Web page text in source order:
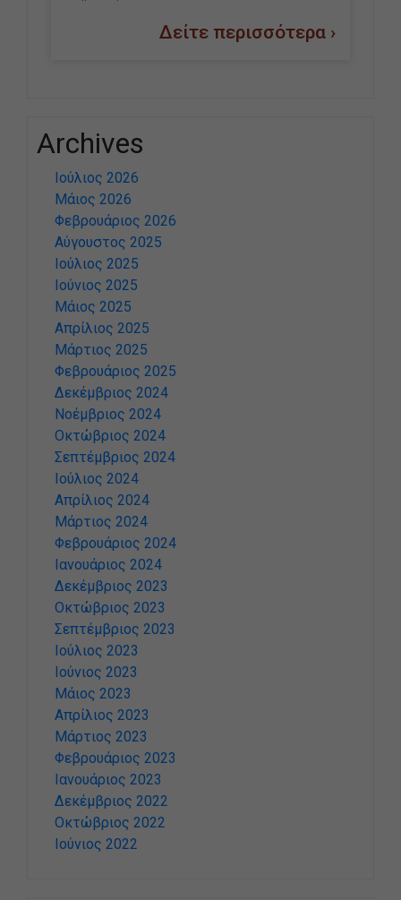
Δείτε περισσότερα ›
Archives
Ιούλιος 2026
Μάιος 2026
Φεβρουάριος 2026
Αύγουστος 2025
Ιούλιος 2025
Ιούνιος 2025
Μάιος 2025
Απρίλιος 2025
Μάρτιος 2025
Φεβρουάριος 2025
Δεκέμβριος 2024
Νοέμβριος 2024
Οκτώβριος 2024
Σεπτέμβριος 2024
Ιούλιος 2024
Απρίλιος 2024
Μάρτιος 2024
Φεβρουάριος 2024
Ιανουάριος 2024
Δεκέμβριος 2023
Οκτώβριος 2023
Σεπτέμβριος 2023
Ιούλιος 2023
Ιούνιος 2023
Μάιος 2023
Απρίλιος 2023
Μάρτιος 2023
Φεβρουάριος 2023
Ιανουάριος 2023
Δεκέμβριος 2022
Οκτώβριος 2022
Ιούνιος 2022